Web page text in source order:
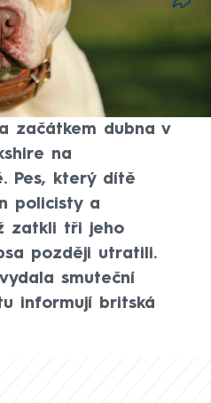
zemřela ve Velké
pronikla dvojice
typu bully.
začátkem dubna v
na
Pes, který dítě
policisty a
zatkli tři jeho
později utratili.
smuteční
informují britská